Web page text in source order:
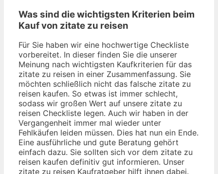
Was sind die wichtigsten Kriterien beim
Kauf von zitate zu reisen
Für Sie haben wir eine hochwertige Checkliste
vorbereitet. In dieser finden Sie die unserer
Meinung nach wichtigsten Kaufkriterien für das
zitate zu reisen in einer Zusammenfassung. Sie
möchten schließlich nicht das falsche zitate zu
reisen kaufen. So etwas ist immer schlecht,
sodass wir großen Wert auf unsere zitate zu
reisen Checkliste legen. Auch wir haben in der
Vergangenheit immer mal wieder unter
Fehlkäufen leiden müssen. Dies hat nun ein Ende.
Eine ausführliche und gute Beratung gehört
einfach dazu. Sie sollten sich vor dem zitate zu
reisen kaufen definitiv gut informieren. Unser
zitate zu reisen Kaufratgeber hilft ihnen dabei.